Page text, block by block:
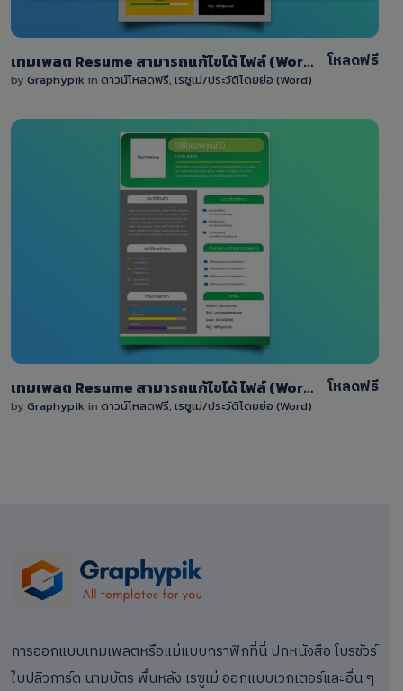
เทมเพลต Resume สามารถแก้ไขได้ ไฟล์ (Word) docx โทนสีหลากหลาย
by Graphypik in ดาวน์โหลดฟรี, เรซูเม่/ประวัติโดยย่อ (Word)
โหลดฟรี
View Details
75
เทมเพลต Resume สามารถแก้ไขได้ ไฟล์ (Word) docx
by Graphypik in ดาวน์โหลดฟรี, เรซูเม่/ประวัติโดยย่อ (Word)
โหลดฟรี
การออกแบบเทมเพลตหรือแม่แบบกราฟิกที่นี่ ปกหนังสือ โบรชัวร์
ใบปลิวการ์ด นามบัตร พื้นหลัง เรซูเม่ ออกแบบเวกเตอร์และอื่น ๆ